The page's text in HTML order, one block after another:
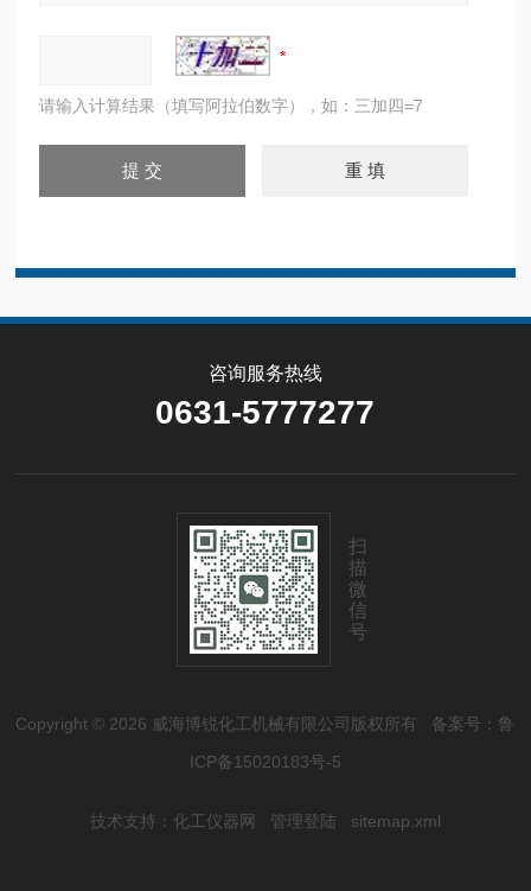
请输入计算结果（填写阿拉伯数字），如：三加四=7
咨询服务热线
0631-5777277
扫
描
微
信
号
Copyright © 2026 威海博锐化工机械有限公司版权所有 备案号：鲁
ICP备15020183号-5
技术支持： 化工仪器网 管理登陆 sitemap.xml